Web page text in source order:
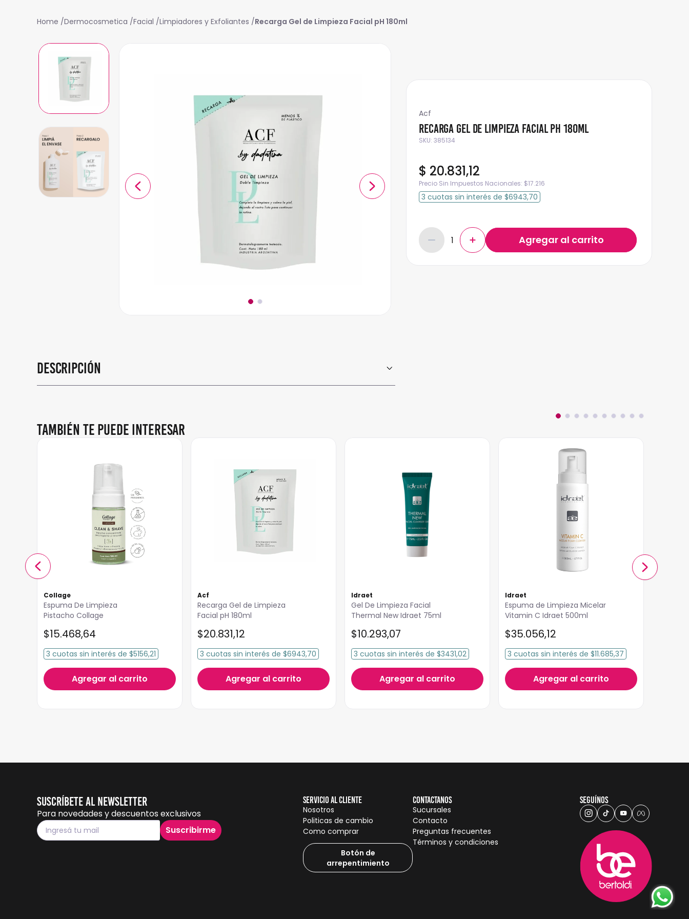
Dermocosmetica Facial Limpiadores y Exfoliantes Recarga Gel de Limpieza Facial pH 180ml
Descripción
Acf
Recarga Gel de Limpieza Facial pH 180ml
SKU: 385134
$ 20.831,12
Precio Sin Impuestos Nacionales: $17.216
3 cuotas sin interés de $6943,70
También te puede interesar
Collage
Espuma De Limpieza
Pistacho Collage
$15.468,64
3 cuotas sin interés de $5156,21
Agregar al carrito
Acf
Recarga Gel de Limpieza
Facial pH 180ml
$20.831,12
3 cuotas sin interés de $6943,70
Agregar al carrito
Idraet
Gel De Limpieza Facial
Thermal New Idraet 75ml
$10.293,07
3 cuotas sin interés de $3431,02
Agregar al carrito
Idraet
Espuma de Limpieza Micelar
Vitamin C Idraet 500ml
$35.056,12
3 cuotas sin interés de $11.685,37
Agregar al carrito
Suscríbete al Newsletter
Para novedades y descuentos exclusivos
Suscribirme
Servicio al cliente
Nosotros
Politicas de cambio
Como comprar
Botón de
arrepentimiento
Contactanos
Sucursales
Contacto
Preguntas frecuentes
Términos y condiciones
Seguínos